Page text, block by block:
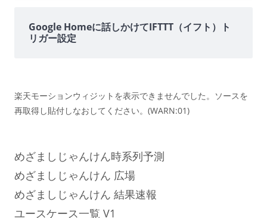
Google Homeに話しかけてIFTTT（イフト）ト
リガー設定
楽天モーションウィジットを表示できませんでした。ソースを
再取得し貼付しなおしてください。(WARN:01)
めざましじゃんけん時系列予測
めざましじゃんけん 広場
めざましじゃんけん 結果速報
ユースケース一覧 V1